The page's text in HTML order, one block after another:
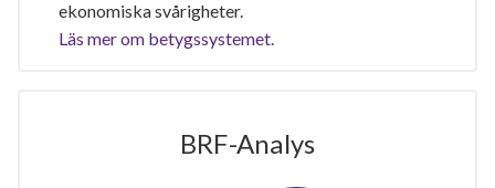
ekonomiska svårigheter.
Läs mer om betygssystemet.
BRF-Analys